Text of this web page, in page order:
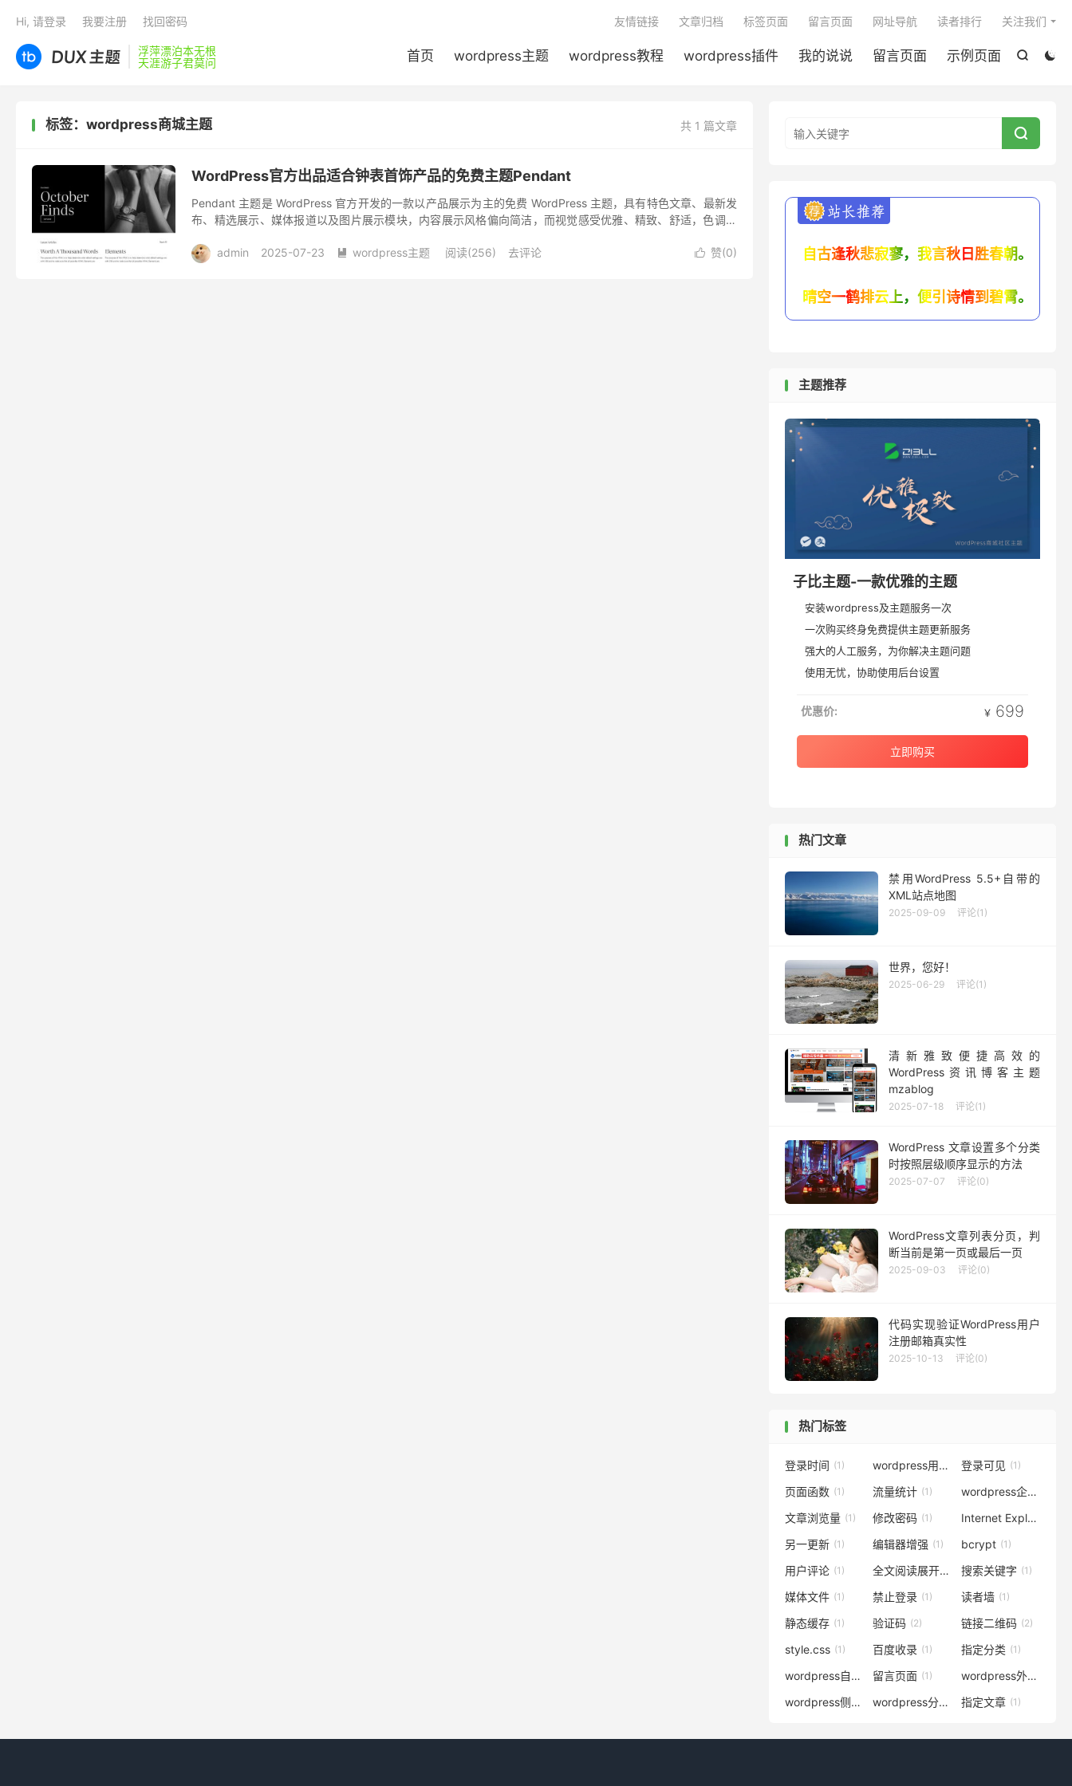
浮萍漂泊本无根
天涯游子君莫问


首页 wordpress主题 wordpress教程 wordpress插件 我的说说 留言页面 示例页面
友情链接 文章归档 标签页面 留言页面 网址导航 读者排行 关注我们
Hi, 请登录 我要注册 找回密码
共 1 篇文章
标签：wordpress商城主题
WordPress官方出品适合钟表首饰产品的免费主题Pendant
Pendant 主题是 WordPress 官方开发的一款以产品展示为主的免费 WordPress 主题，具有特色文章、最新发
布、精选展示、媒体报道以及图片展示模块，内容展示风格偏向简洁，而视觉感受优雅、精致、舒适，色调元
 赞(0)
admin 2025-07-23  wordpress主题 阅读(256) 去评论

自古逢秋悲寂寥，我言秋日胜春朝。
晴空一鹤排云上，便引诗情到碧霄。
主题推荐
子比主题-一款优雅的主题
安装wordpress及主题服务一次
一次购买终身免费提供主题更新服务
强大的人工服务，为你解决主题问题
使用无忧，协助使用后台设置
￥ 699
优惠价:
立即购买
热门文章
禁用WordPress 5.5+自带的
XML站点地图
2025-09-09 评论(1)
世界，您好！
2025-06-29 评论(1)
清新雅致便捷高效的
WordPress资讯博客主题
mzablog
2025-07-18 评论(1)
WordPress 文章设置多个分类
时按照层级顺序显示的方法
2025-07-07 评论(0)
WordPress文章列表分页，判
断当前是第一页或最后一页
2025-09-03 评论(0)
代码实现验证WordPress用户
注册邮箱真实性
2025-10-13 评论(0)
热门标签
登录时间 (1) wordpress用户 (1)登录可见 (1)
页面函数 (1) 流量统计 (1) wordpress企业主题
文章浏览量 (1) 修改密码 (1) Internet Explorer
另一更新 (1) 编辑器增强 (1) bcrypt​ (1)
用户评论 (1) 全文阅读展开
(1) 搜索关键字 (1)
媒体文件 (1) 禁止登录 (1) 读者墙 (1)
静态缓存 (1) 验证码 (2) 链接二维码 (2)
style.css (1) 百度收录 (1) 指定分类 (1)
wordpress自媒体主题 (4)
留言页面 (1) wordpress外链
wordpress侧边栏 (1) wordpress分类标签 (1)
指定文章 (1)